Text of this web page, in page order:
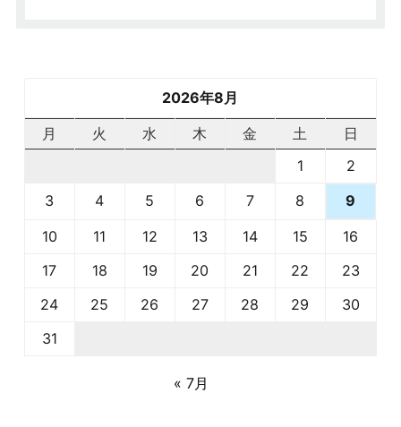
2026年8月
月
火 水 木 金 土
日
1
2
3
4 5 6 7 8
9
10
11 12 13 14 15
16
17
18 19 20 21 22
23
24
25 26 27 28 29
30
31
« 7月